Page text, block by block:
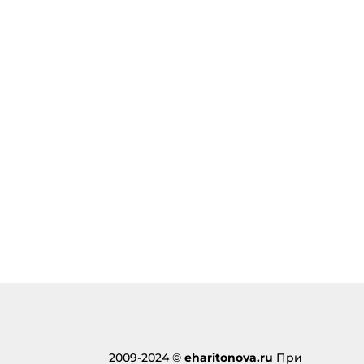
2009-2024 ©eharitonova.ru При